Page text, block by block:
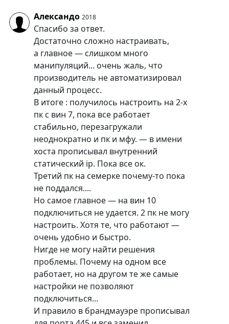
Александо 2018
Спасибо за ответ.
Достаточно сложно настраивать,
а главное — слишком много
манипуляций... очень жаль, что
производитель не автоматизировал
данный процесс.
В итоге : получилось настроить на 2-х
пк с вин 7, пока все работает
стабильно, перезагружали
неоднократно и пк и мфу. — в имени
хоста прописывал внутренний
статический ip. Пока все ок.
Третий пк на семерке почему-то пока
не поддался....
Но самое главное — на вин 10
подключиться не удается. 2 пк не могу
настроить. Хотя те, что работают —
очень удобно и быстро.
Нигде не могу найти решения
проблемы. Почему на одном все
работает, но на другом те же самые
настройки не позволяют
подключиться...
И правило в брандмауэре прописывал